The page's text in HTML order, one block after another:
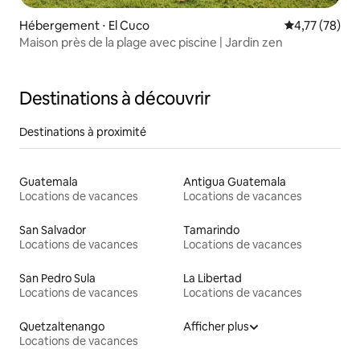
Hébergement ⋅ El Cuco Évaluation
4,77 (78)
Maison près de la plage avec piscine | Jardin zen
Destinations à découvrir
Destinations à proximité
Guatemala
Locations de vacances
Antigua Guatemala
Locations de vacances
San Salvador
Locations de vacances
Tamarindo
Locations de vacances
San Pedro Sula
Locations de vacances
La Libertad
Locations de vacances
Quetzaltenango
Locations de vacances
Afficher plus